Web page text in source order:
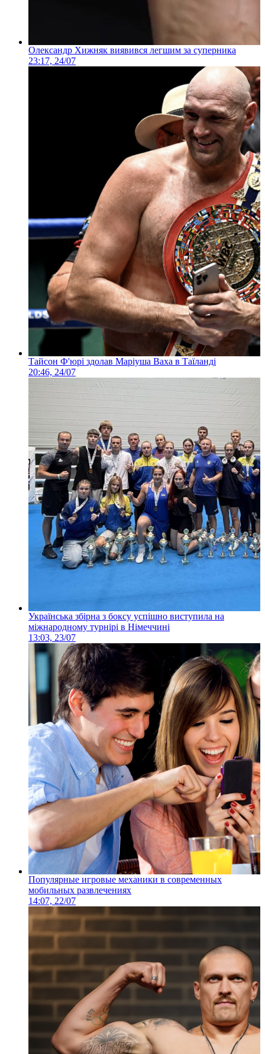
Олександр Хижняк виявився легшим за суперника
23:17, 24/07
Тайсон Ф'юрі здолав Маріуша Ваха в Таїланді
20:46, 24/07
Українська збірна з боксу успішно виступила на
міжнародному турнірі в Німеччині
13:03, 23/07
Популярные игровые механики в современных
мобильных развлечениях
14:07, 22/07